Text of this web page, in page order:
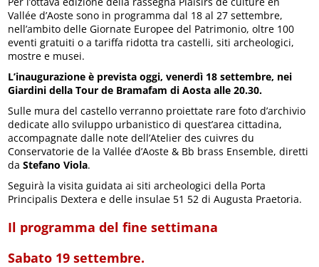
Vallée d’Aoste sono in programma dal 18 al 27 settembre,
nell’ambito delle Giornate Europee del Patrimonio, oltre 100
eventi gratuiti o a tariffa ridotta tra castelli, siti archeologici,
mostre e musei.
L’inaugurazione è prevista oggi, venerdì 18 settembre, nei
Giardini della Tour de Bramafam di Aosta alle 20.30.
Sulle mura del castello verranno proiettate rare foto d’archivio
dedicate allo sviluppo urbanistico di quest’area cittadina,
accompagnate dalle note dell’Atelier des cuivres du
Conservatorie de la Vallée d’Aoste & Bb brass Ensemble, diretti
da Stefano Viola.
Seguirà la visita guidata ai siti archeologici della Porta
Principalis Dextera e delle insulae 51 52 di Augusta Praetoria.
Il programma del fine settimana
Sabato 19 settembre.